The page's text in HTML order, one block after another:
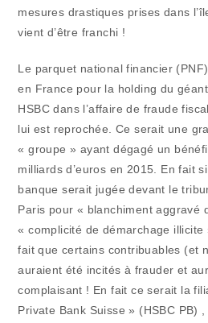
mesures drastiques prises dans
vient d’être franchi !
Le parquet national financier
en France pour la holding du
HSBC dans l’affaire de fraude
lui est reprochée. Ce serait une
« groupe » ayant dégagé un
milliards d’euros en 2015. En fait
banque serait jugée devant le
Paris pour « blanchiment aggravé
« complicité de démarchage
fait que certains contribuables (et
auraient été incités à frauder et
complaisant ! En fait ce serait la
Private Bank Suisse » (HSBC PB)